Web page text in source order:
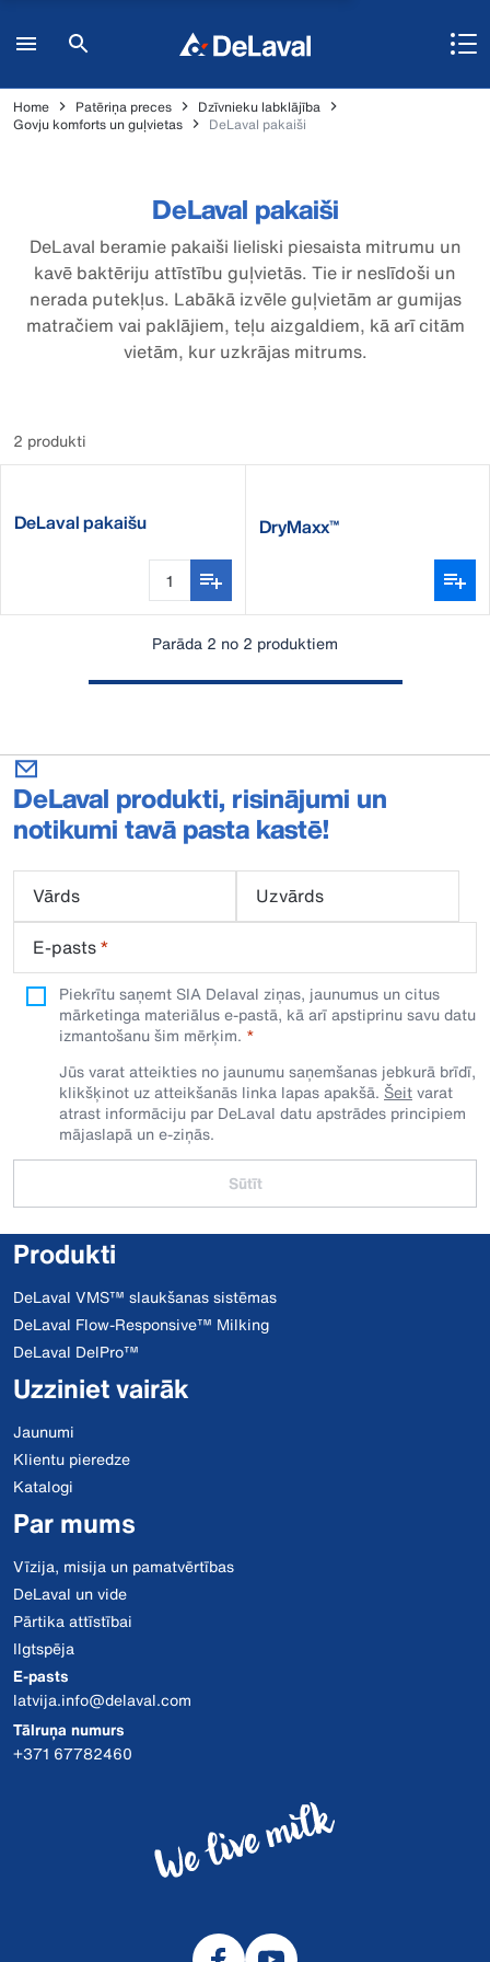
Home Patēriņa preces
Dzīvnieku labklājība
Govju komforts un guļvietas
DeLaval pakaiši
DeLaval pakaiši
DeLaval beramie pakaiši lieliski piesaista mitrumu un
kavē baktēriju attīstību guļvietās. Tie ir neslīdoši un
nerada putekļus. Labākā izvēle guļvietām ar gumijas
matračiem vai paklājiem, teļu aizgaldiem, kā arī citām
vietām, kur uzkrājas mitrums.
2 produkti
DeLaval pakaišu DryMaxx™
Parāda 2 no 2 produktiem
DeLaval produkti, risinājumi un
notikumi tavā pasta kastē!
Vārds
Uzvārds
E-pasts*
Piekrītu saņemt SIA Delaval ziņas, jaunumus un citus
mārketinga materiālus e-pastā, kā arī apstiprinu savu datu
izmantošanu šim mērķim.
Jūs varat atteikties no jaunumu saņemšanas jebkurā brīdī,
klikšķinot uz atteikšanās linka lapas apakšā. Šeitvarat
atrast informāciju par DeLaval datu apstrādes principiem
mājaslapā un e-ziņās.
Sūtīt
Produkti
DeLaval VMS™ slaukšanas sistēmas
DeLaval Flow-Responsive™ Milking
DeLaval DelPro™
Uzziniet vairāk
Jaunumi
Klientu pieredze
Katalogi
Par mums
Vīzija, misija un pamatvērtības
DeLaval un vide
Pārtika attīstībai
Ilgtspēja
E-pasts
latvija.info@delaval.com
Tālruņa numurs
+371 67782460